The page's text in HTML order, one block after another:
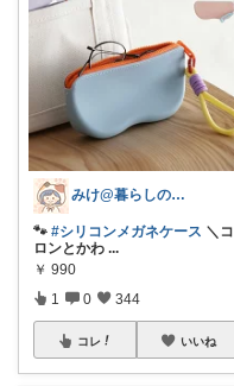
みけ@暮らしのアイテム🫖☕️⁎.
🐾 #シリコンメガネケース ＼コ
ロンとかわ ...
￥ 990
1 0 344
コレ いいね